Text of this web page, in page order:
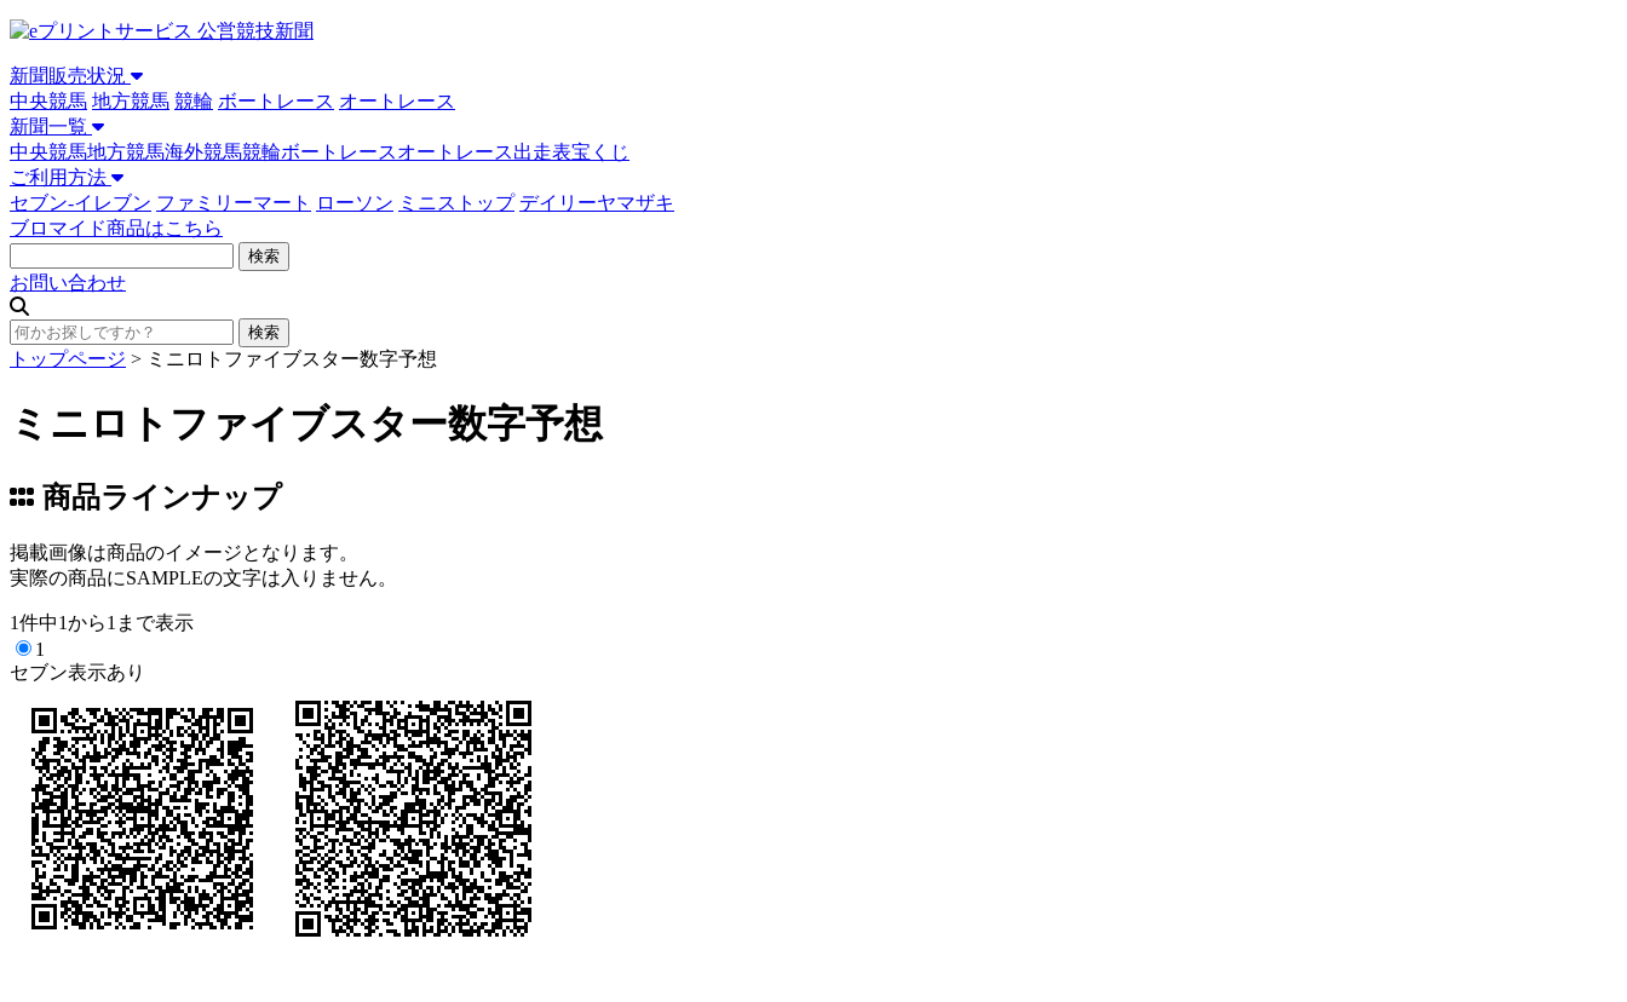
新聞販売状況
中央競馬 地方競馬 競輪 ボートレース オートレース
新聞一覧
中央競馬地方競馬海外競馬競輪ボートレースオートレース出走表宝くじ
ご利用方法
セブン-イレブン ファミリーマート ローソン ミニストップ デイリーヤマザキ
ブロマイド商品はこちら
お問い合わせ
トップページ > ミニロトファイブスター数字予想
ミニロトファイブスター数字予想
商品ラインナップ
掲載画像は商品のイメージとなります。
実際の商品にSAMPLEの文字は入りません。
1件中1から1まで表示
1
セブン表示あり